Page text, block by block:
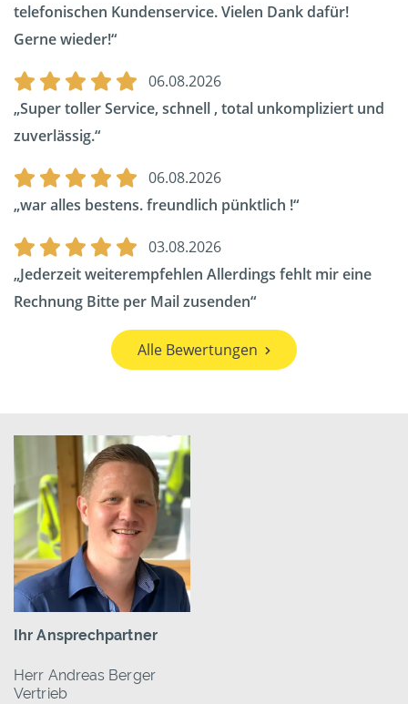
telefonischen Kundenservice. Vielen Dank dafür!
Gerne wieder!
06.08.2026
Super toller Service, schnell , total unkompliziert und
zuverlässig.
06.08.2026
war alles bestens. freundlich pünktlich !
03.08.2026
Jederzeit weiterempfehlen Allerdings fehlt mir eine
Rechnung Bitte per Mail zusenden
Alle Bewertungen
Ihr Ansprechpartner
Herr Andreas Berger
Vertrieb